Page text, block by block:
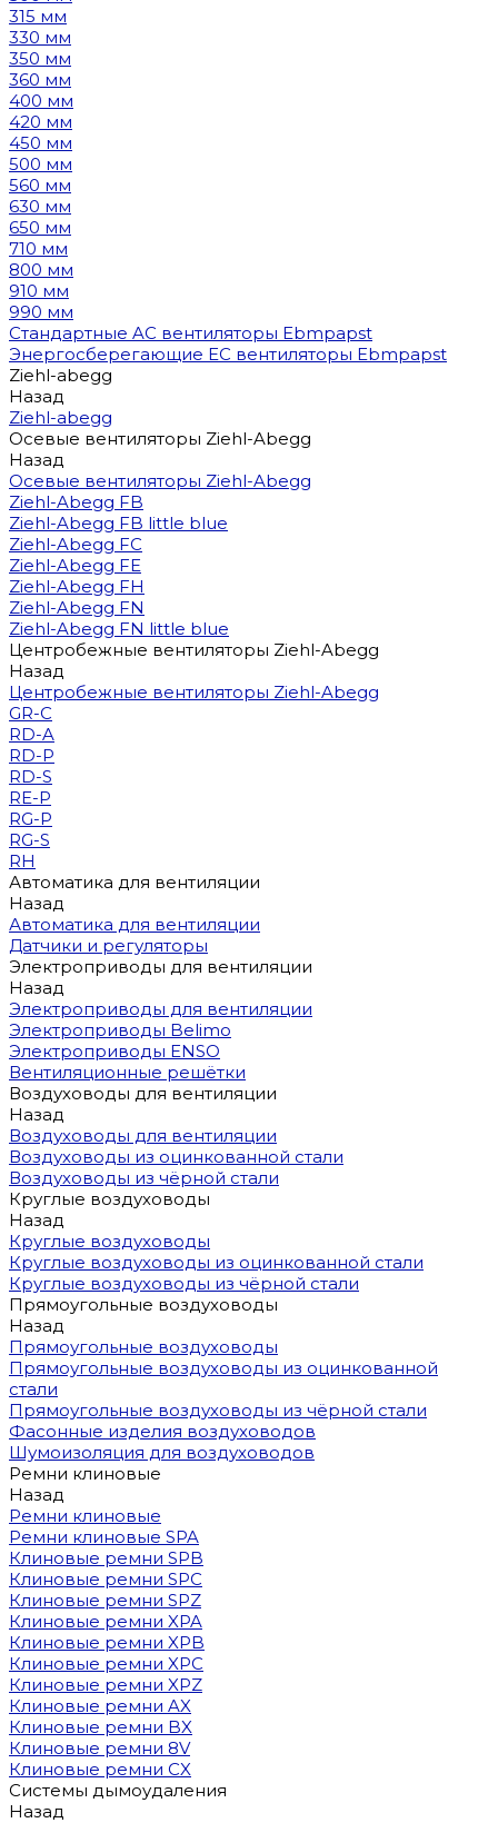
315 мм
330 мм
350 мм
360 мм
400 мм
420 мм
450 мм
500 мм
560 мм
630 мм
650 мм
710 мм
800 мм
910 мм
990 мм
Стандартные AC вентиляторы Ebmpapst
Энергосберегающие EC вентиляторы Ebmpapst
Ziehl-abegg
Назад
Ziehl-abegg
Осевые вентиляторы Ziehl-Abegg
Назад
Осевые вентиляторы Ziehl-Abegg
Ziehl-Abegg FB
Ziehl-Abegg FB little blue
Ziehl-Abegg FC
Ziehl-Abegg FE
Ziehl-Abegg FH
Ziehl-Abegg FN
Ziehl-Abegg FN little blue
Центробежные вентиляторы Ziehl-Abegg
Назад
Центробежные вентиляторы Ziehl-Abegg
GR-C
RD-A
RD-P
RD-S
RE-P
RG-P
RG-S
RH
Автоматика для вентиляции
Назад
Автоматика для вентиляции
Датчики и регуляторы
Электроприводы для вентиляции
Назад
Электроприводы для вентиляции
Электроприводы Belimo
Электроприводы ENSO
Вентиляционные решётки
Воздуховоды для вентиляции
Назад
Воздуховоды для вентиляции
Воздуховоды из оцинкованной стали
Воздуховоды из чёрной стали
Круглые воздуховоды
Назад
Круглые воздуховоды
Круглые воздуховоды из оцинкованной стали
Круглые воздуховоды из чёрной стали
Прямоугольные воздуховоды
Назад
Прямоугольные воздуховоды
Прямоугольные воздуховоды из оцинкованной
стали
Прямоугольные воздуховоды из чёрной стали
Фасонные изделия воздуховодов
Шумоизоляция для воздуховодов
Ремни клиновые
Назад
Ремни клиновые
Ремни клиновые SPA
Клиновые ремни SPB
Клиновые ремни SPC
Клиновые ремни SPZ
Клиновые ремни XPA
Клиновые ремни XPB
Клиновые ремни XPC
Клиновые ремни XPZ
Клиновые ремни AX
Клиновые ремни BX
Клиновые ремни 8V
Клиновые ремни CX
Системы дымоудаления
Назад